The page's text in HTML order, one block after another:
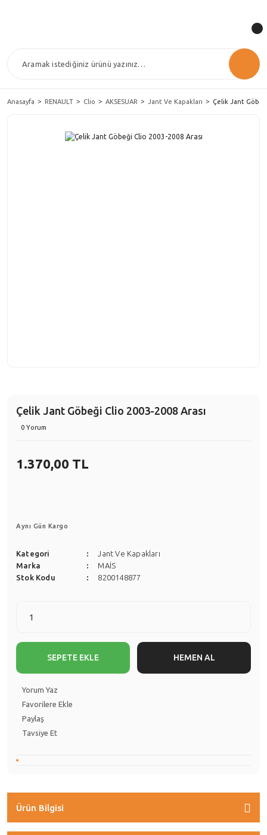
Anasayfa RENAULT Clio AKSESUAR Jant Ve Kapakları Çelik Jant
Çelik Jant Göbeği Clio 2003-2008 Arası
0 Yorum
1.370,00 TL
Aynı Gün Kargo
Kategori
Jant Ve Kapakları
Marka
MAİS
Stok Kodu
8200148877
SEPETE EKLE HEMEN AL
Yorum Yaz
Paylaş
Tavsiye Et
Ürün Bilgisi